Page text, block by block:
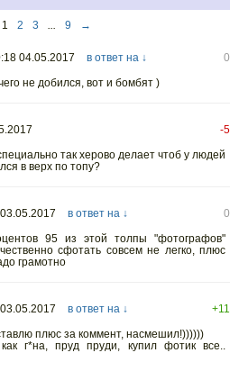
1 2 3 ... 9 →
04.05.2017 в ответ на ↓
0
не добился, вот и бомбят )
-5
так херово делает чтоб у людей
в верх по топу?
в ответ на ↓
0
95 из этой толпы "фотографов"
сфотать совсем не легко, плюс
грамотно
в ответ на ↓
+11
плюс за коммент, насмешил!))))))
г*на, пруд пруди, купил фотик все..